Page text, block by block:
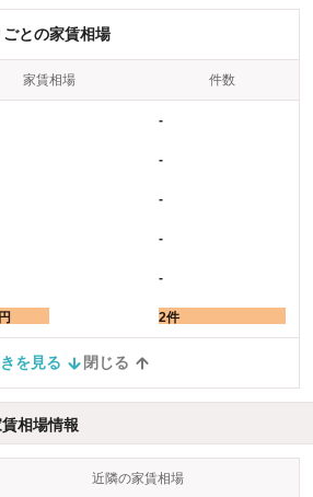
との家賃相場
家賃相場 件数
-
-
-
-
-
2件
を見る 閉じる
相場情報
近隣の家賃相場